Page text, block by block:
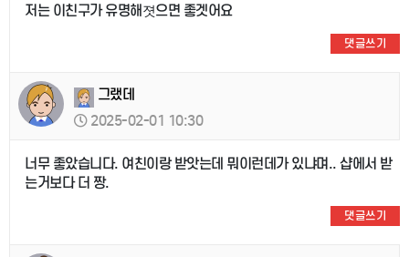
저는 이친구가 유명해졋으면 좋겟어요
댓글쓰기
그랬데
2025-02-01 10:30
너무 좋았습니다. 여친이랑 받앗는데 뭐이런데가 있냐며.. 샵에서 받
는거보다 더 짱.
댓글쓰기